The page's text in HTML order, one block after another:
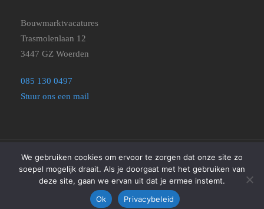
Bouwmarktvacatures
Trasmolenlaan 12
3447 GZ Woerden
085 130 0497
Stuur ons een mail
©2025 Bouwmarktvacatures|Disclaimer, Privacyverklaring en
Algemene Voorwaarden |Cookie beleid
We gebruiken cookies om ervoor te zorgen dat onze site zo
soepel mogelijk draait. Als je doorgaat met het gebruiken van
deze site, gaan we ervan uit dat je ermee instemt.
Ok
Privacybeleid